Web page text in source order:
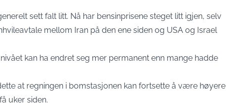
sett falt litt. Nå har bensinprisene steget litt igjen, selv
mellom Iran på den ene siden og USA og Israel
kan ha endret seg mer permanent enn mange hadde
at regningen i bomstasjonen kan fortsette å være høyere
uker siden.